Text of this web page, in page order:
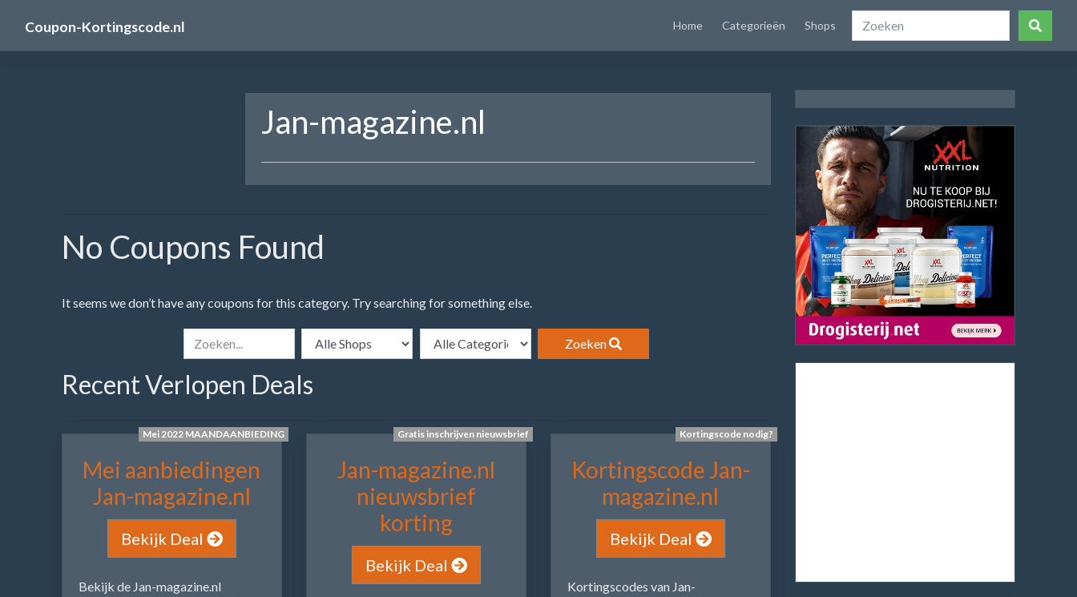
Coupon-Kortingscode.nl Home Categorieën Shops
Jan-magazine.nl
No Coupons Found
It seems we don’t have any coupons for this category. Try searching for something else.
Zoeken
Recent Verlopen Deals
Mei 2022 MAANDAANBIEDING
Mei aanbiedingen
Jan-magazine.nl
Bekijk Deal
Bekijk de Jan-magazine.nl
Gratis inschrijven nieuwsbrief
Jan-magazine.nl
nieuwsbrief
korting
Bekijk Deal
Kortingscode nodig?
Kortingscode Jan-
magazine.nl
Bekijk Deal
Kortingscodes van Jan-